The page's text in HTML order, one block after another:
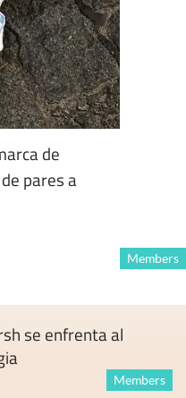
de
pares a
Members
se enfrenta al
Members